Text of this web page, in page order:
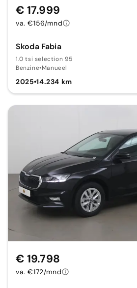
Skoda Fabia
1.0 tsi selection 95
Benzine•Manueel
2025•14.234 km
€ 17.999
va. €156/mnd
€ 19.798
va. €172/mnd